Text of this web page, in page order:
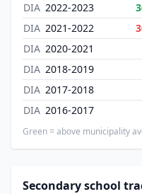
DIA 2022-2023
DIA 2021-2022
DIA 2020-2021
DIA 2018-2019
DIA 2017-2018
DIA 2016-2017
Green = above municipality
Secondary school